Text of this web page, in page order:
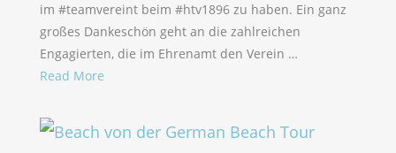
im #teamvereint beim #htv1896 zu haben. Ein ganz
großes Dankeschön geht an die zahlreichen
Engagierten, die im Ehrenamt den Verein …
Read More